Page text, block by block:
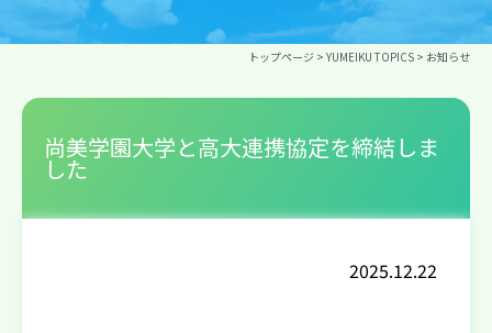
トップページ > YUMEIKU TOPICS > お知らせ
尚美学園大学と高大連携協定を締結しま
した
2025.12.22